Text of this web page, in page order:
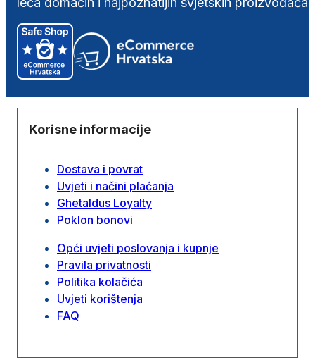
Korisne informacije
Dostava i povrat
Uvjeti i načini plaćanja
Ghetaldus Loyalty
Poklon bonovi
Opći uvjeti poslovanja i kupnje
Pravila privatnosti
Politika kolačića
Uvjeti korištenja
FAQ